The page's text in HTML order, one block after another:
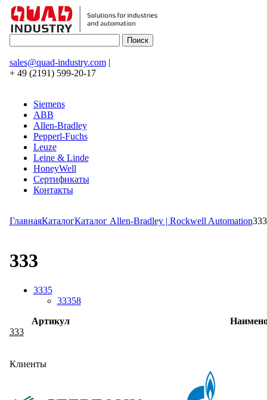
sales@quad-industry.com|
+ 49 (2191) 599-20-17
Siemens
ABB
Allen-Bradley
Pepperl-Fuchs
Leuze
Leine & Linde
HoneyWell
Сертификаты
Контакты
ГлавнаяКаталогКаталог Allen-Bradley | Rockwell Automation333
333
3335
33358
Артикул
333
Клиенты